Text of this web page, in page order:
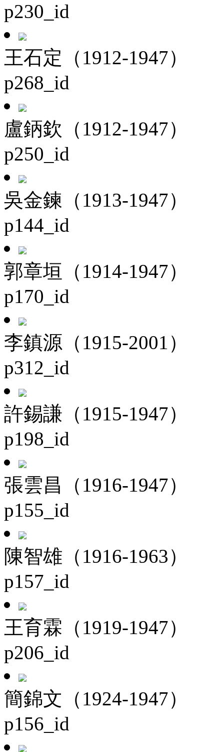
p230_id
王石定（1912-1947）
p268_id
盧鈵欽（1912-1947）
p250_id
吳金鍊（1913-1947）
p144_id
郭章垣（1914-1947）
p170_id
李鎮源（1915-2001）
p312_id
許錫謙（1915-1947）
p198_id
張雲昌（1916-1947）
p155_id
陳智雄（1916-1963）
p157_id
王育霖（1919-1947）
p206_id
簡錦文（1924-1947）
p156_id